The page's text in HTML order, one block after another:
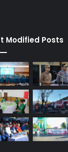
Modified Posts